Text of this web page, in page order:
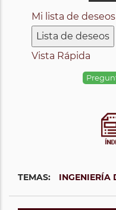
Mi lista de deseos
Lista de deseos
Vista Rápida
TEMAS: INGENIERÍA